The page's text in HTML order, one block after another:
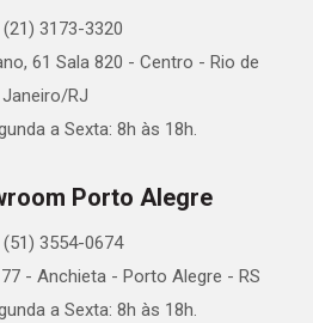
(21) 3173-3320
61 Sala 820 - Centro - Rio de
Janeiro/RJ
a Sexta: 8h às 18h.
Porto Alegre
(51) 3554-0674
- Anchieta - Porto Alegre - RS
a Sexta: 8h às 18h.